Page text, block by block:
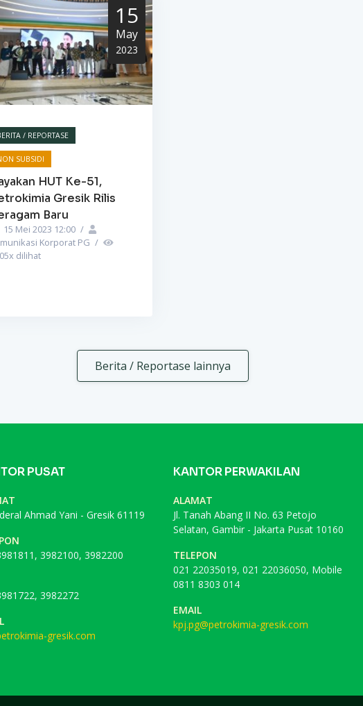
15
May
2023
/ REPORTASE
SUBSIDI
HUT Ke-51,
Gresik Rilis
Baru
15 Mei 2023 12:00 /
Korporat PG /
x dilihat
Berita / Reportase lainnya
PUSAT
Ahmad Yani - Gresik 61119
3982100, 3982200
3982272
gresik.com
KANTOR PERWAKILAN
ALAMAT
Jl. Tanah Abang II No. 63 Petojo
Selatan, Gambir - Jakarta Pusat 10160
TELEPON
021 22035019, 021 22036050, Mobile
0811 8303 014
EMAIL
kpj.pg@petrokimia-gresik.com